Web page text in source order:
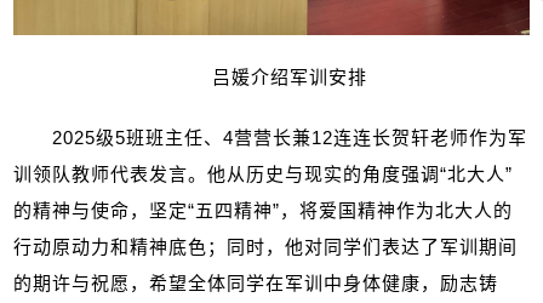
吕媛介绍军训安排
2025级5班班主任、4营营长兼12连连长贺轩老师作为军
训领队教师代表发言。他从历史与现实的角度强调“北大人”
的精神与使命，坚定“五四精神”，将爱国精神作为北大人的
行动原动力和精神底色；同时，他对同学们表达了军训期间
的期许与祝愿，希望全体同学在军训中身体健康，励志铸